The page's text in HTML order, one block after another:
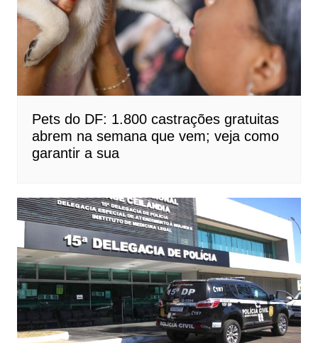
Pets do DF: 1.800 castrações gratuitas
abrem na semana que vem; veja como
garantir a sua